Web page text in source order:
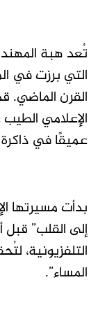
تُعد هبة
التي برزت في
القرن الماضي.
الإعلامي الطيب
عميقًا في ذاكرة
بدأت مسيرتها
إلى القلب”
التلفزيونية،
المساء”.